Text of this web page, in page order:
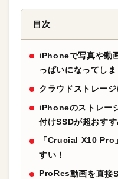
目次
iPhoneで写真や動
っぱいになってし
クラウドストレージ
iPhoneのストレー
付けSSDが超おすす
「Crucial X10 Pro」
すい！
ProRes動画を直接